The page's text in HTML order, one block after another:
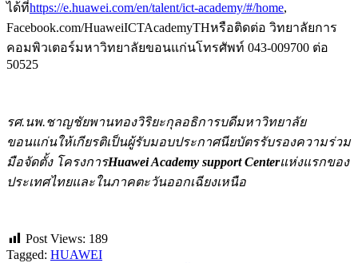
ได้ที่https://e.huawei.com/en/talent/ict-academy/#/home,
Facebook.com/HuaweiICTAcademyTHหรือติดต่อ วิทยาลัยการ
คอมพิวเตอร์มหาวิทยาลัยขอนแก่นโทรศัพท์ 043-009700 ต่อ
50525
รศ.นพ.ชาญชัยพานทองวิริยะกุลอธิการบดีมหาวิทยาลัย
ขอนแก่นให้เกียรติเป็นผู้รับมอบประกาศนียบัตรรับรองความร่วม
มือจัดตั้ง โครงการHuawei Academy support Centerแห่งแรกของ
ประเทศไทยและในภาคตะวันออกเฉียงเหนือ
Post Views: 189
Tagged: HUAWEI